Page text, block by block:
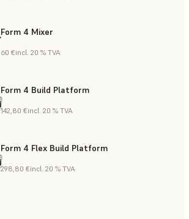
Form 4 Mixer
60 €incl. 20 % TVA
Form 4 Build Platform
142,80 €incl. 20 % TVA
Form 4 Flex Build Platform
298,80 €incl. 20 % TVA